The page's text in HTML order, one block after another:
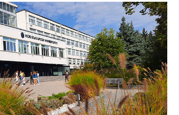
на преподаване както и с осигуряването
за проктическа изява на студентите и
специалисти в областта на
след завършвонeто на обучението.